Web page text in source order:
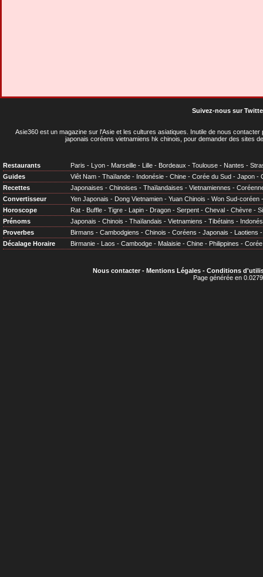
Suivez-nous sur
Asie360 est un magazine sur l'Asie et les cultures asiatiques . Inutile de nous
japonais coréens vietnamiens hk chinois, pour demander des sites
Restaurants Paris - Lyon - Marseille - Lille - Bordeaux - Toulouse - Nantes -
Guides
Viêt Nam - Thaïlande - Indonésie - Chine - Corée du Sud - Japon -
Recettes
Japonaises - Chinoises - Thaïlandaises - Vietnamiennes -
Convertisseur
Yen Japonais - Dong Vietnamien - Yuan Chinois - Won Sud-coréen
Horoscope
Rat - Buffle - Tigre - Lapin - Dragon - Serpent - Cheval - Chèvre -
Prénoms
Japonais - Chinois - Thaïlandais - Vietnamiens - Tibétains -
Proverbes
Birmans - Cambodgiens - Chinois - Coréens - Japonais - Laotiens
Décalage Horaire
Birmanie - Laos - Cambodge - Malaisie - Chine - Philippines - Corée
Nous contacter- Mentions Légales- Conditions
Page générée en